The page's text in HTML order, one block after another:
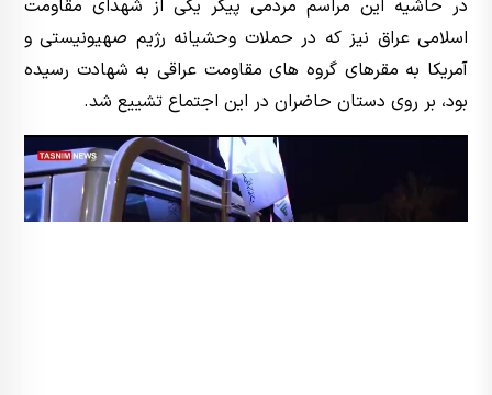
در حاشیه این مراسم مردمی پیکر یکی از شهدای مقاومت
اسلامی عراق نیز که در حملات وحشیانه رژیم صهیونیستی و
آمریکا به مقرهای گروه های مقاومت عراقی به شهادت رسیده
بود، بر روی دستان حاضران در این اجتماع تشییع شد.